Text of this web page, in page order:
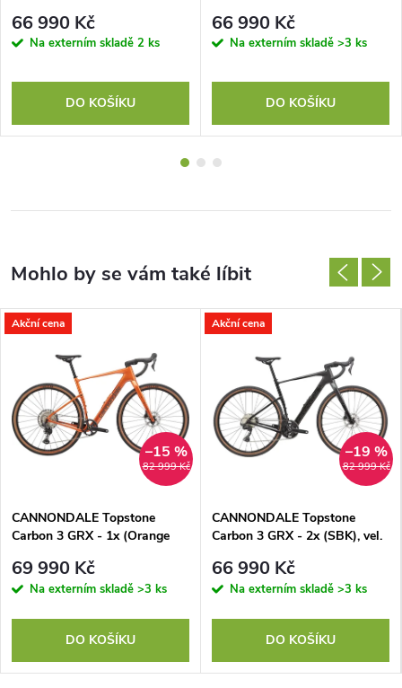
66 990 Kč
Na externím skladě 2 ks
DO KOŠÍKU
66 990 Kč
Na externím skladě >3 ks
DO KOŠÍKU
Akční cena
82 999 Kč
–15 %
CANNONDALE Topstone
Carbon 3 GRX - 1x (Orange
69 990 Kč
Na externím skladě >3 ks
DO KOŠÍKU
Akční cena
82 999 Kč
–19 %
CANNONDALE Topstone
Carbon 3 GRX - 2x (SBK), vel.
66 990 Kč
Na externím skladě >3 ks
DO KOŠÍKU